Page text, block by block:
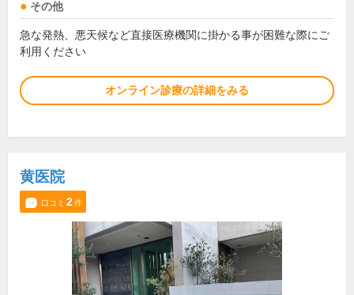
その他
急な発熱、悪天候など直接医療機関に掛かる事が困難な際にご
利用ください
オンライン診療の詳細をみる
黄医院
口コミ 2件